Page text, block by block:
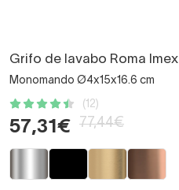
Grifo de lavabo Roma Imex
Monomando Ø4x15x16.6 cm
(12)
57,31€ 77,44€